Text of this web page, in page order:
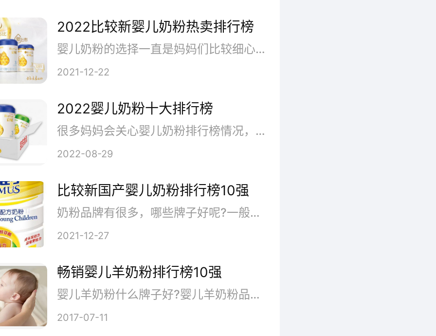
Kabrita佳贝艾特
2022比较新婴儿奶粉热卖排行榜
婴儿奶粉的选择一直是妈妈们比较细心的事情，2020年比较新出炉的婴儿奶粉热卖排行榜或许能为你的选择提供一些参考。1、雅培婴儿奶粉...
2021-12-22
2022婴儿奶粉十大排行榜
很多妈妈会关心婴儿奶粉排行榜情况，一个真正意义上的婴儿奶粉排行榜并非一些简单的参数所能概括的。比较贵的不一定是比较合适的，宝宝亲亲宝贝网小编就为你介绍2022年的婴儿奶粉排行榜，希望给宝宝找到适合的奶粉。
2022-08-29
比较新国产婴儿奶粉排行榜10强
奶粉品牌有很多，哪些牌子好呢?一般妈妈们为宝宝选奶粉的时候都会查看婴儿奶粉排行榜，以此为参照来挑选奶粉。下面品牌网小编为您...
2021-12-27
畅销婴儿羊奶粉排行榜10强
婴儿羊奶粉什么牌子好?婴儿羊奶粉品牌有哪些?婴儿羊奶粉哪个牌子好?下面就跟随品牌网小编一起来看下畅销婴儿羊奶粉排行榜10强。www.cHI...
2017-07-11